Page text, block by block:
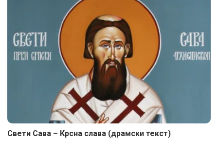
Свети Сава – Крсна слава (драмски текст)